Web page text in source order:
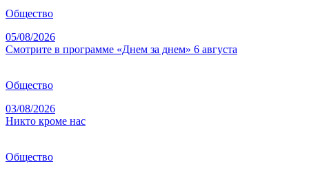
Общество
05/08/2026
Смотрите в программе «Днем за днем» 6 августа
Общество
03/08/2026
Никто кроме нас
Общество